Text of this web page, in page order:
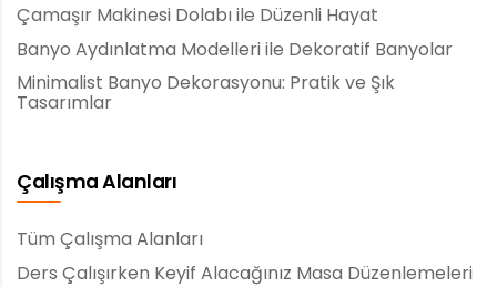
Çamaşır Makinesi Dolabı ile Düzenli Hayat
Banyo Aydınlatma Modelleri ile Dekoratif Banyolar
Minimalist Banyo Dekorasyonu: Pratik ve Şık
Tasarımlar
Çalışma Alanları
Tüm Çalışma Alanları
Ders Çalışırken Keyif Alacağınız Masa Düzenlemeleri